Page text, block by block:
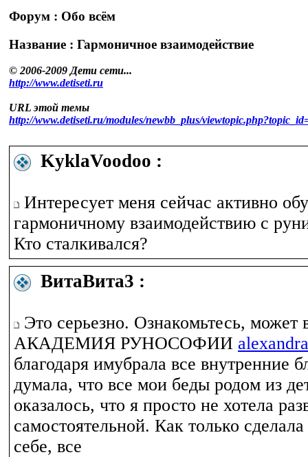
Форум : Обо всём
Название : Гармоничное взаимодействие
© 2006-2009 Дети сети...
http://www.detiseti.ru
URL этой темы
http://www.detiseti.ru/modules/newbb_plus/
KyklaVoodoo :
Интересует меня сейчас активно
гармоничному взаимодействию с
Кто сталкивался?
ВитаВита3 :
Это серьезно. Ознакомьтесь, может
АКАДЕМИЯ РУНОСОФИИ
благодаря имубрала все внутренние
думала, что все мои беды родом из
оказалось, что я просто не хотела
самостоятельной. Как только
себе, все